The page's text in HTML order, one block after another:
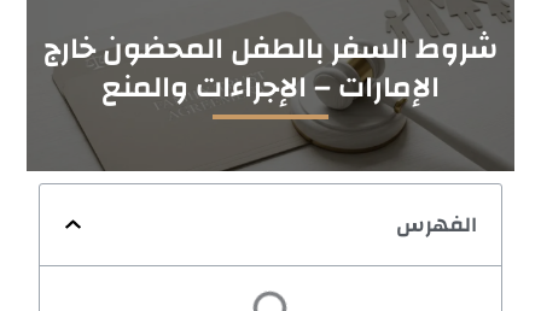
شروط السفر بالطفل المحضون خارج
الإمارات – الإجراءات والمنع
الفهرس